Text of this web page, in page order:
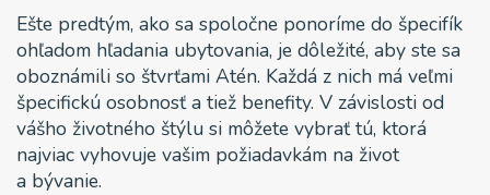
Ešte predtým, ako sa spoločne ponoríme do špecifík
ohľadom hľadania ubytovania, je dôležité, aby ste sa
oboznámili so štvrťami Atén. Každá z nich má veľmi
špecifickú osobnosť a tiež benefity. V závislosti od
vášho životného štýlu si môžete vybrať tú, ktorá
najviac vyhovuje vašim požiadavkám na život
a bývanie.